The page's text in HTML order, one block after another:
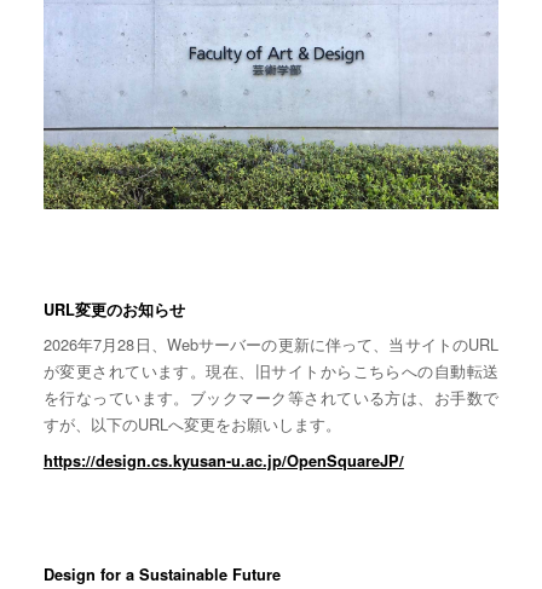
URL変更のお知らせ
2026年7月28日、Webサーバーの更新に伴って、当サイトのURL
が変更されています。現在、旧サイトからこちらへの自動転送
を行なっています。ブックマーク等されている方は、お手数で
すが、以下のURLへ変更をお願いします。
https://design.cs.kyusan-u.ac.jp/OpenSquareJP/
Design for a Sustainable Future